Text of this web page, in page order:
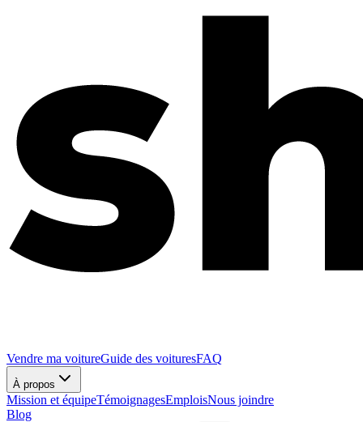
Vendre ma voitureGuide des voituresFAQ
À propos
Mission et équipeTémoignagesEmploisNous joindre
Blog